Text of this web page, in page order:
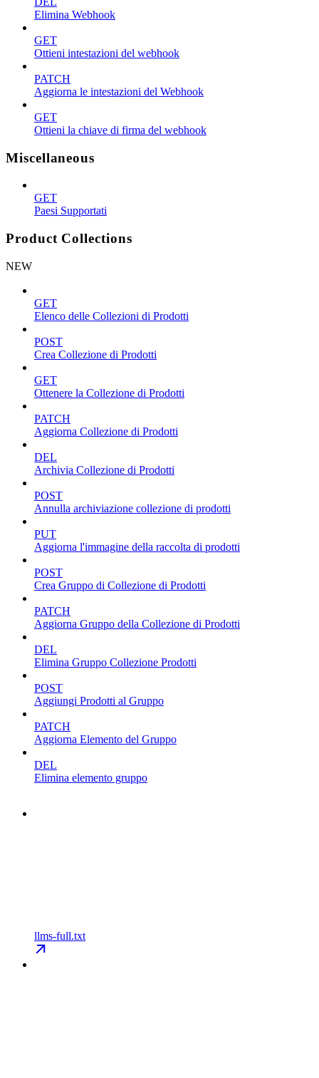
Elimina Webhook
GET
Ottieni intestazioni del webhook
PATCH
Aggiorna le intestazioni del Webhook
GET
Ottieni la chiave di firma del webhook
Miscellaneous
GET
Paesi Supportati
Product Collections
NEW
GET
Elenco delle Collezioni di Prodotti
POST
Crea Collezione di Prodotti
GET
Ottenere la Collezione di Prodotti
PATCH
Aggiorna Collezione di Prodotti
DEL
Archivia Collezione di Prodotti
POST
Annulla archiviazione collezione di prodotti
PUT
Aggiorna l'immagine della raccolta di prodotti
POST
Crea Gruppo di Collezione di Prodotti
PATCH
Aggiorna Gruppo della Collezione di Prodotti
DEL
Elimina Gruppo Collezione Prodotti
POST
Aggiungi Prodotti al Gruppo
PATCH
Aggiorna Elemento del Gruppo
DEL
Elimina elemento gruppo
llms-full.txt